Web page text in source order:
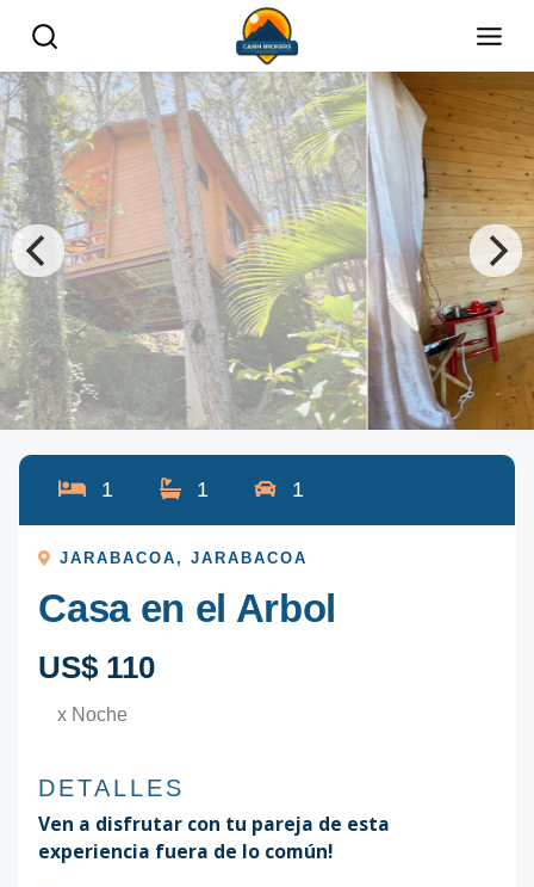
1 1 1
JARABACOA ,JARABACOA
Casa en el Arbol
US$ 110
x Noche
DETALLES
Ven a disfrutar con tu pareja de esta
experiencia fuera de lo común!